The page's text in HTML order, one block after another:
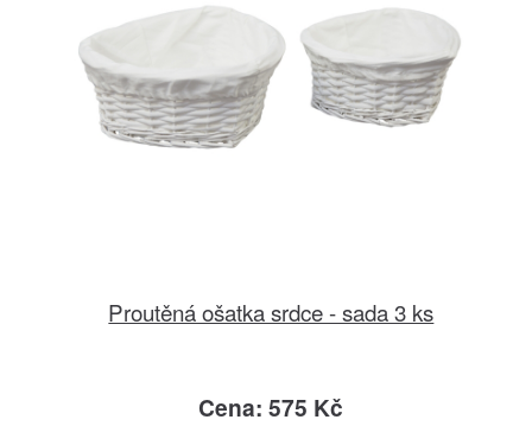
Proutěná ošatka srdce - sada 3 ks
Cena: 575 Kč